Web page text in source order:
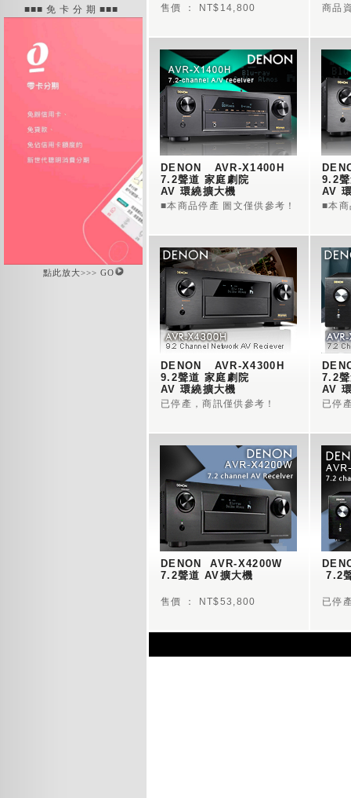
■■■ 免 卡 分 期 ■■■
點此放大>>> GO
售價 ： NT$14,800 商品
DENON   AVR-X1400H
7.2聲道 家庭劇院
AV 環繞擴大機
■本商品停產 圖文僅供參考！
9.2
AV
■本
DENON   AVR-X4300H
9.2聲道 家庭劇院
AV 環繞擴大機
已停產，商訊僅供參考！
7.2
AV
已停
DENON  AVR-X4200W
7.2聲道 AV擴大機
售價 ： NT$53,800
7.2
已停